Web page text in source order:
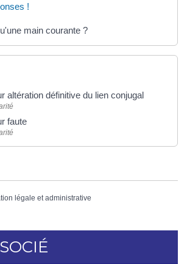
!
main courante ?
altération définitive du lien conjugal
faute
légale et administrative